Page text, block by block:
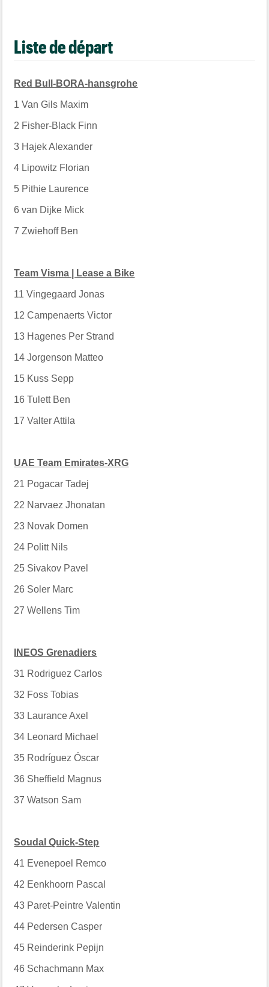
Liste de départ
Red Bull-BORA-hansgrohe
1 Van Gils Maxim
2 Fisher-Black Finn
3 Hajek Alexander
4 Lipowitz Florian
5 Pithie Laurence
6 van Dijke Mick
7 Zwiehoff Ben
Team Visma | Lease a Bike
11 Vingegaard Jonas
12 Campenaerts Victor
13 Hagenes Per Strand
14 Jorgenson Matteo
15 Kuss Sepp
16 Tulett Ben
17 Valter Attila
UAE Team Emirates-XRG
21 Pogacar Tadej
22 Narvaez Jhonatan
23 Novak Domen
24 Politt Nils
25 Sivakov Pavel
26 Soler Marc
27 Wellens Tim
INEOS Grenadiers
31 Rodriguez Carlos
32 Foss Tobias
33 Laurance Axel
34 Leonard Michael
35 Rodríguez Óscar
36 Sheffield Magnus
37 Watson Sam
Soudal Quick-Step
41 Evenepoel Remco
42 Eenkhoorn Pascal
43 Paret-Peintre Valentin
44 Pedersen Casper
45 Reinderink Pepijn
46 Schachmann Max